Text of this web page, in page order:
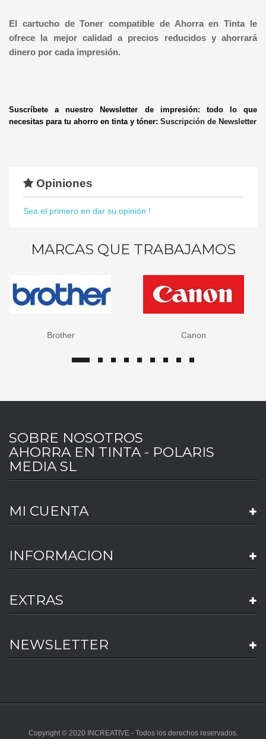
El cartucho de Toner compatible de Ahorra en Tinta le
ofrece la mejor calidad a precios reducidos y ahorrará
dinero por cada impresión.
Suscríbete a nuestro Newsletter de impresión: todo lo que
necesitas para tu ahorro en tinta y tóner: Suscripción de Newsletter
Opiniones
Sea el primero en dar su opinión !
MARCAS QUE TRABAJAMOS
Brother Canon
SOBRE NOSOTROS
AHORRA EN TINTA - POLARIS
MEDIA SL
MI CUENTA
INFORMACION
EXTRAS
NEWSLETTER
Copyright © 2020 INCREATIVE - Todos los derechos reservados.